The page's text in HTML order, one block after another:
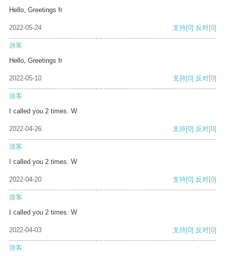
Hello, Greetings fr
2022-05-24 支持[0] 反对[0]
游客
Hello, Greetings fr
2022-05-10 支持[0] 反对[0]
游客
I called you 2 times. W
2022-04-26 支持[0] 反对[0]
游客
I called you 2 times. W
2022-04-20 支持[0] 反对[0]
游客
I called you 2 times. W
2022-04-03 支持[0] 反对[0]
游客